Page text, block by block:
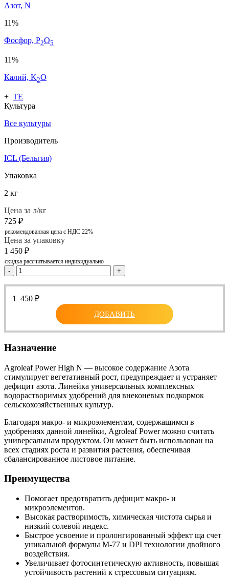
Азот, N
11%
Фосфор, P2O5
11%
Калий, K2O
+ ТЕ
Культура
Все культуры
Производитель
ICL (Бельгия)
Упаковка
2 кг
Цена за л/кг
725 ₽
рекомендованная цена с НДС 22%
Цена за упаковку
1 450 ₽
скидка рассчитывается индивидуально
- +
1 450 ₽
ДОБАВИТЬ
Назначение
Agroleaf Power High N — высокое содержание Азота
стимулирует вегетативный рост, предупреждает и устраняет
дефицит азота. Линейка универсальных комплексных
водорастворимых удобрений для внеконевых подкормок
сельскохозяйственных культур.
Благодаря макро- и микроэлементам, содержащимся в
удобрениях данной линейки, Аgroleaf Power можно считать
универсальным продуктом. Он может быть использован на
всех стадиях роста и развития растения, обеспечивая
сбалансированное листовое питание.
Преимущества
Помогает предотвратить дефицит макро- и
микроэлементов.
Высокая растворимость, химическая чистота сырья и
низкий солевой индекс.
Быстрое усвоение и пролонгированный эффект ща счет
уникальной формулы М-77 и DPI технологии двойного
воздействия.
Увеличивает фотосинтетическую активность, повышая
устойчивость растений к стрессовым ситуациям.